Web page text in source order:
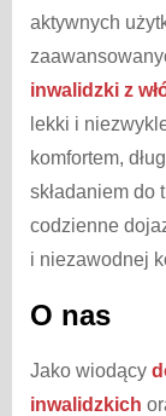
aktywnych
inwalidzki z
lekki i
komfortem,
składaniem do
codzienne
i niezawodnej
O nas
Jako wiodący
inwalidzkich